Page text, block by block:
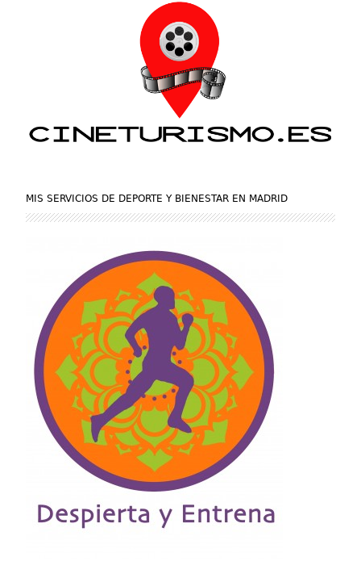
MIS SERVICIOS DE DEPORTE Y BIENESTAR EN MADRID